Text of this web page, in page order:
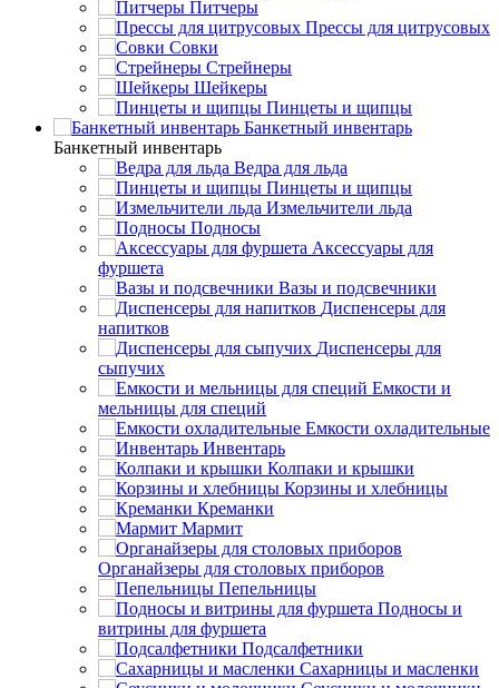
Питчеры
Прессы для цитрусовых
Совки
Стрейнеры
Шейкеры
Пинцеты и щипцы
Банкетный инвентарь
Банкетный инвентарь
Ведра для льда
Пинцеты и щипцы
Измельчители льда
Подносы
Аксессуары для
фуршета
Вазы и подсвечники
Диспенсеры для
напитков
Диспенсеры для
сыпучих
Емкости и
мельницы для специй
Емкости охладительные
Инвентарь
Колпаки и крышки
Корзины и хлебницы
Креманки
Мармит
Органайзеры для столовых приборов
Пепельницы
Подносы и
витрины для фуршета
Подсалфетники
Сахарницы и масленки